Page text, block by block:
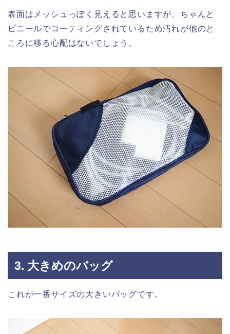
表面はメッシュっぽく見えると思いますが、ちゃんと
ビニールでコーティングされているため汚れが他のと
ころに移る心配はないでしょう。
3. 大きめのバッグ
これが一番サイズの大きいバッグです。